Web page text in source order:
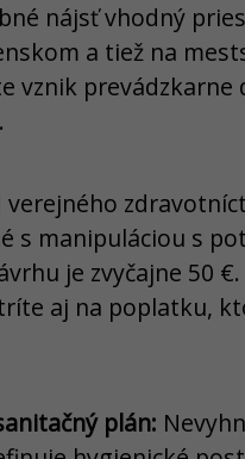
nájsť vhodný
a tiež na
vznik prevádzkarne
verejného
s manipuláciou s
je zvyčajne 50
aj na poplatku,
plán: